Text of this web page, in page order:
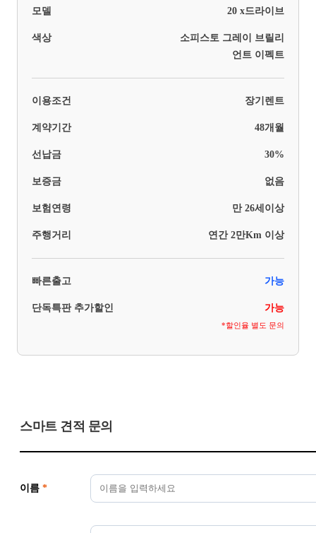
모델 20 x드라이브
색상
소피스토 그레이 브릴리
언트 이펙트
이용조건 장기렌트
계약기간 48개월
선납금 30%
보증금 없음
보험연령 만 26세이상
주행거리 연간 2만Km 이상
빠른출고 가능
단독특판 추가할인 가능
*할인율 별도 문의
스마트 견적 문의
이름 *